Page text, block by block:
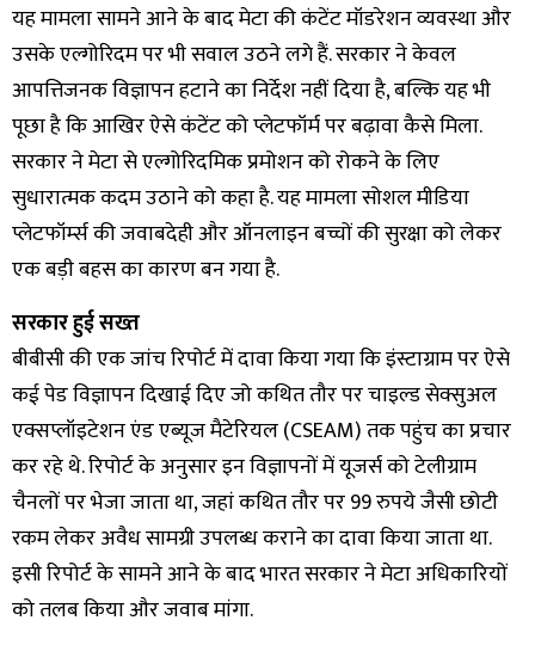
यह मामला सामने आने के बाद मेटा की कंटेंट मॉडरेशन व्यवस्था और
उसके एल्गोरिदम पर भी सवाल उठने लगे हैं. सरकार ने केवल
आपत्तिजनक विज्ञापन हटाने का निर्देश नहीं दिया है, बल्कि यह भी
पूछा है कि आखिर ऐसे कंटेंट को प्लेटफॉर्म पर बढ़ावा कैसे मिला.
सरकार ने मेटा से एल्गोरिदमिक प्रमोशन को रोकने के लिए
सुधारात्मक कदम उठाने को कहा है. यह मामला सोशल मीडिया
प्लेटफॉर्म्स की जवाबदेही और ऑनलाइन बच्चों की सुरक्षा को लेकर
एक बड़ी बहस का कारण बन गया है.
सरकार हुई सख्त
बीबीसी की एक जांच रिपोर्ट में दावा किया गया कि इंस्टाग्राम पर ऐसे
कई पेड विज्ञापन दिखाई दिए जो कथित तौर पर चाइल्ड सेक्सुअल
एक्सप्लॉइटेशन एंड एब्यूज मैटेरियल (CSEAM) तक पहुंच का प्रचार
कर रहे थे. रिपोर्ट के अनुसार इन विज्ञापनों में यूजर्स को टेलीग्राम
चैनलों पर भेजा जाता था, जहां कथित तौर पर 99 रुपये जैसी छोटी
रकम लेकर अवैध सामग्री उपलब्ध कराने का दावा किया जाता था.
इसी रिपोर्ट के सामने आने के बाद भारत सरकार ने मेटा अधिकारियों
को तलब किया और जवाब मांगा.